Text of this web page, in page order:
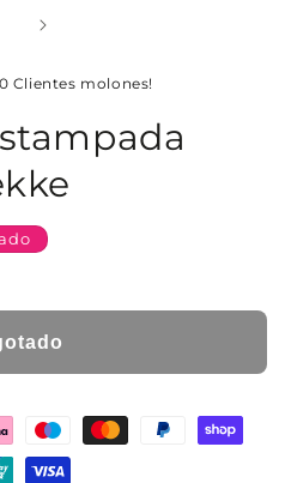
Clientes molones!